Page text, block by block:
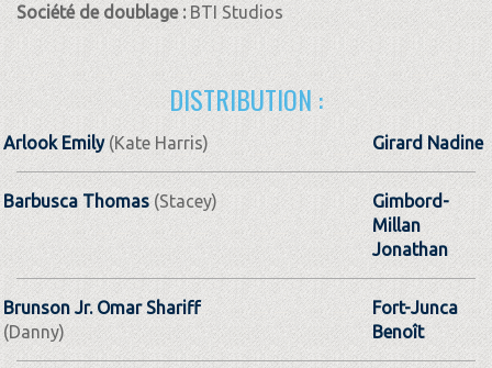
Société de doublage :BTI Studios
DISTRIBUTION :
Arlook Emily(Kate Harris) Girard Nadine
Barbusca Thomas(Stacey)
Gimbord-
Millan
Jonathan
Brunson Jr. Omar Shariff
(Danny)
Fort-Junca
Benoît